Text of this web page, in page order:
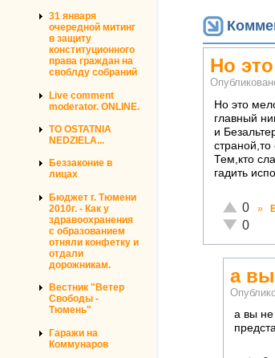
31 января
очередной митинг
в защиту
конституционного
права граждан на
своблду собраний
Live comment
moderator. ONLINE.
TO OSTATNIA
NEDZIELA...
Беззаконие в
лицах
Бюджет г. Тюмени
2010г. - Как у
здравоохранения
с образованием
отняли конфетку и
отдали
дорожникам.
Вестник "Ветер
Свободы -
Тюмень"
Гаражи на
Коммунаров
Но
Но это
главный
и
Тем,кто
гадить
Отлично!
0
0
»
а вы
а вы не